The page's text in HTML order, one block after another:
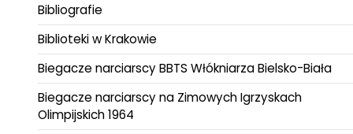
Bibliografie
Biblioteki w Krakowie
Biegacze narciarscy BBTS Włókniarza Bielsko-Biała
Biegacze narciarscy na Zimowych Igrzyskach
Olimpijskich 1964